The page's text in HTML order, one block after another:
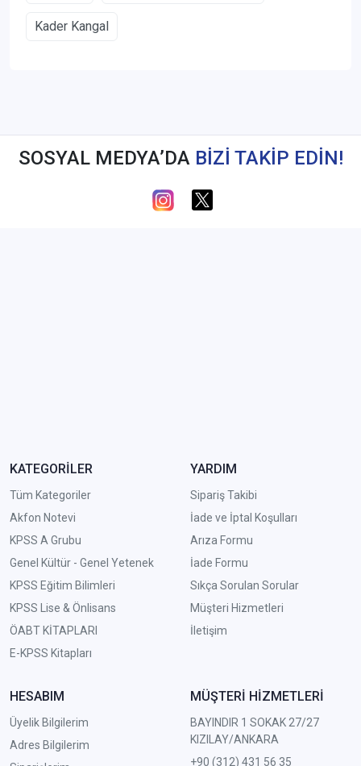
Kader Kangal
SOSYAL MEDYA’DA BİZİ TAKİP EDİN!
KATEGORİLER
Tüm Kategoriler
Akfon Notevi
KPSS A Grubu
Genel Kültür - Genel Yetenek
KPSS Eğitim Bilimleri
KPSS Lise & Önlisans
ÖABT KİTAPLARI
E-KPSS Kitapları
YARDIM
Sipariş Takibi
İade ve İptal Koşulları
Arıza Formu
İade Formu
Sıkça Sorulan Sorular
Müşteri Hizmetleri
İletişim
HESABIM
Üyelik Bilgilerim
Adres Bilgilerim
MÜŞTERİ HİZMETLERİ
BAYINDIR 1 SOKAK 27/27
KIZILAY/ANKARA
+90 (312) 431 56 35